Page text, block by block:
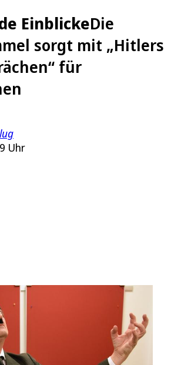
EinblickeDie
sorgt mit „Hitlers
für
Uhr